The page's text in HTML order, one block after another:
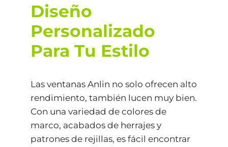
Diseño
Personalizado
Para Tu Estilo
Las ventanas Anlin no solo ofrecen alto
rendimiento, también lucen muy bien.
Con una variedad de colores de
marco, acabados de herrajes y
patrones de rejillas, es fácil encontrar